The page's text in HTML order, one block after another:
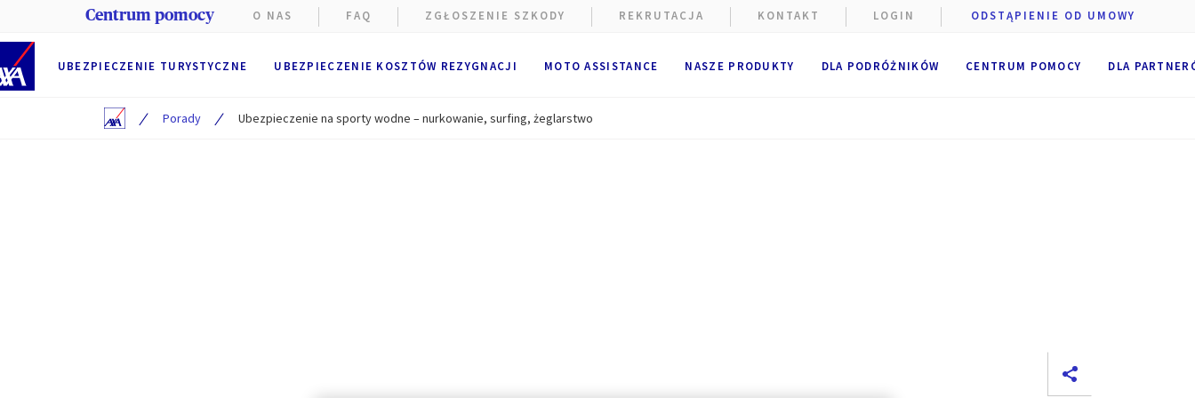
UBEZPIECZENIE TURYSTYCZNE UBEZPIECZENIE KOSZTÓW REZYGNACJI MOTO ASSISTANCE NASZE PRODUKTY DLA PODRÓŻNIKÓW CENTRUM POMOCY DLA
Centrum pomocy O NAS FAQ ZGŁOSZENIE SZKODY REKRUTACJA KONTAKT LOGIN ODSTĄPIENIE OD UMOWY
/ Porady / Ubezpieczenie na sporty wodne – nurkowanie, surfing, żeglarstwo